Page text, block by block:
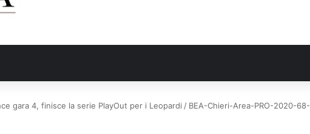
gara 4, finisce la serie PlayOut per i Leopardi / BEA-Chieri-Area-PRO-2020-68-